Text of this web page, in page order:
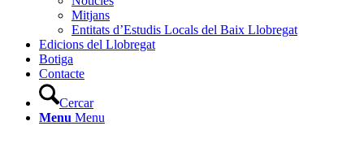
Mitjans
Entitats d’Estudis Locals del Baix Llobregat
Edicions del Llobregat
Botiga
Contacte
Cercar
Menu Menu